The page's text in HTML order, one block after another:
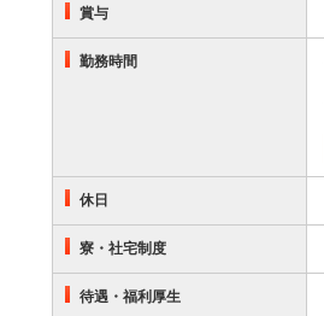
賞与
勤務時間
休日
寮・社宅制度
待遇・福利厚生